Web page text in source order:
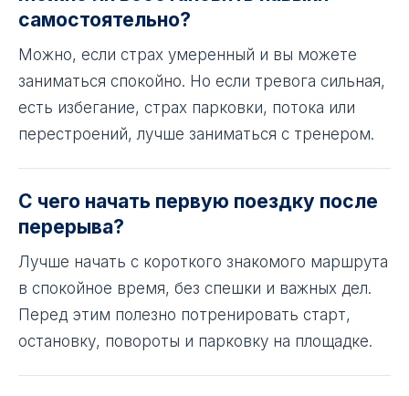
самостоятельно?
Можно, если страх умеренный и вы можете
заниматься спокойно. Но если тревога сильная,
есть избегание, страх парковки, потока или
перестроений, лучше заниматься с тренером.
С чего начать первую поездку после
перерыва?
Лучше начать с короткого знакомого маршрута
в спокойное время, без спешки и важных дел.
Перед этим полезно потренировать старт,
остановку, повороты и парковку на площадке.